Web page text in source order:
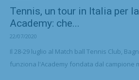
Tennis, un tour in Italia per
Academy: che...
22/07/2020
Il 28-29 luglio al Match ball Tennis Club,
funziona l'Academy fondata dal campione